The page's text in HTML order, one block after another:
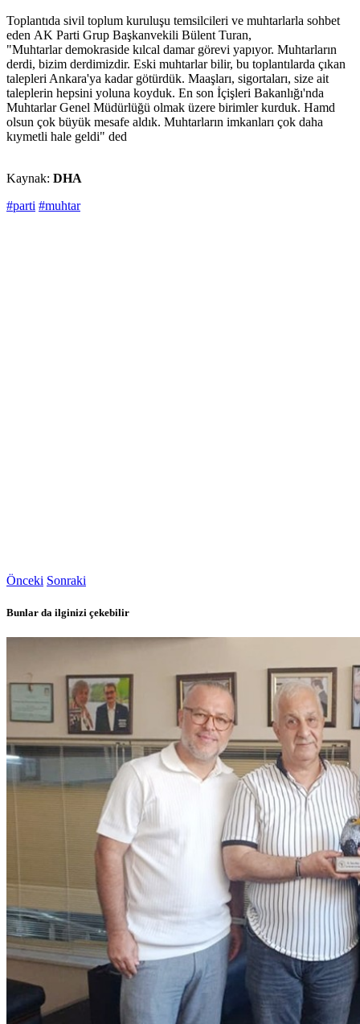
Toplantıda sivil toplum kuruluşu temsilcileri ve muhtarlarla sohbet
eden AK Parti Grup Başkanvekili Bülent Turan,
"Muhtarlar demokraside kılcal damar görevi yapıyor. Muhtarların
derdi, bizim derdimizdir. Eski muhtarlar bilir, bu toplantılarda çıkan
talepleri Ankara'ya kadar götürdük. Maaşları, sigortaları, size ait
taleplerin hepsini yoluna koyduk. En son İçişleri Bakanlığı'nda
Muhtarlar Genel Müdürlüğü olmak üzere birimler kurduk. Hamd
olsun çok büyük mesafe aldık. Muhtarların imkanları çok daha
kıymetli hale geldi" ded
Kaynak: DHA
#parti #muhtar
Önceki Sonraki
Bunlar da ilginizi çekebilir